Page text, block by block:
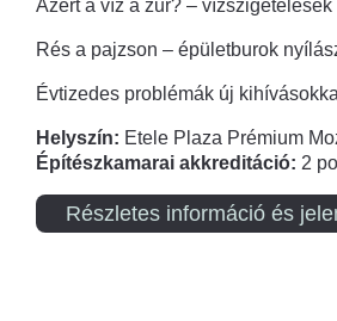
Azért a víz a zűr? –
Rés a pajzson – épületburok
Évtizedes problémák új
Helyszín: Etele Plaza Prémium
Építészkamarai akkreditáció: 2
Részletes információ és